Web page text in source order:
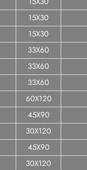
15X30
15X30
33X60
33X60
33X60
60X120
45X90
30X120
45X90
30X120